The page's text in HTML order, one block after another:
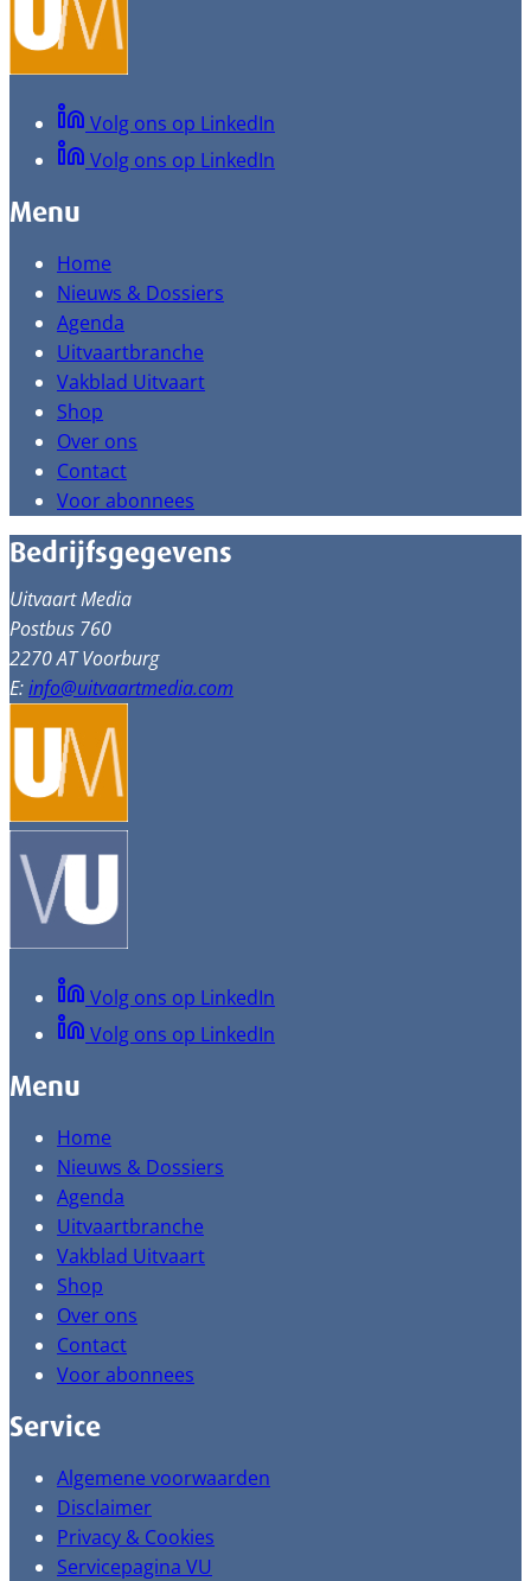
Volg ons op LinkedIn
Volg ons op LinkedIn
Menu
Home
Nieuws & Dossiers
Agenda
Uitvaartbranche
Vakblad Uitvaart
Shop
Over ons
Contact
Voor abonnees
Bedrijfsgegevens
Uitvaart Media
Postbus 760
2270 AT Voorburg
E:info@uitvaartmedia.com
Volg ons op LinkedIn
Volg ons op LinkedIn
Menu
Home
Nieuws & Dossiers
Agenda
Uitvaartbranche
Vakblad Uitvaart
Shop
Over ons
Contact
Voor abonnees
Service
Algemene voorwaarden
Disclaimer
Privacy & Cookies
Servicepagina VU